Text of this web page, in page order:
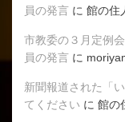
員の発言 に 館の住
市教委の３月定例
員の発言 に
新聞報道された「
てください に 館の